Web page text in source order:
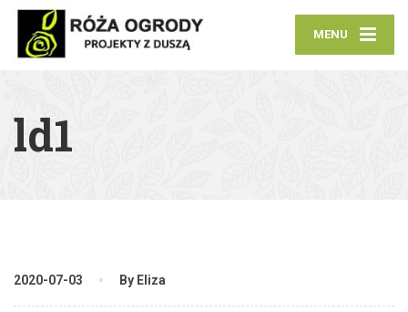
MENU
ld1
2020-07-03 By Eliza